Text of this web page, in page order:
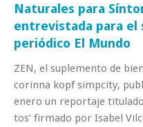
Naturales para
entrevistada para el
periódico El Mundo
ZEN, el suplemento de
corinna kopf simpcity,
enero un reportaje
tos’ firmado por Isabel